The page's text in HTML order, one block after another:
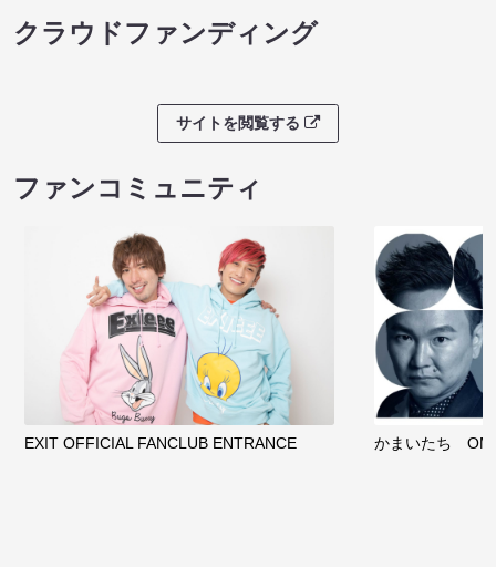
クラウドファンディング
サイトを閲覧する
ファンコミュニティ
EXIT OFFICIAL FANCLUB ENTRANCE かまいたち